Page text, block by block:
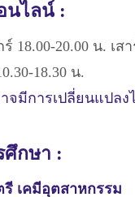
นไลน์ :
18.00-20.00 น. เส
18.30 น.
จมีการเปลี่ยนแปลง
กษา :
รี เคมีอุตสาหกรรม